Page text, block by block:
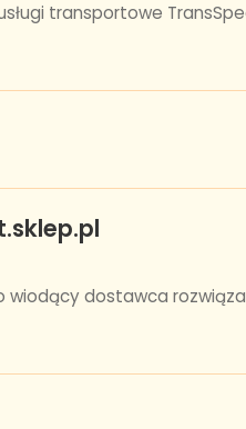
transportowe
dostawca